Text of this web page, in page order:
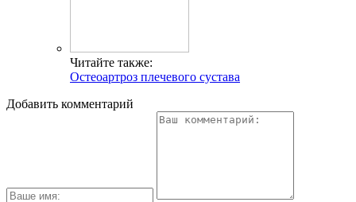
Читайте также:
Остеоартроз плечевого сустава
Добавить комментарий